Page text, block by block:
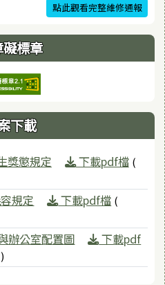
點此觀看完整維修通報
標章
下載
獎懲規定 下載pdf檔 (
規定 下載pdf檔 (
辦公室配置圖
下載pdf
)